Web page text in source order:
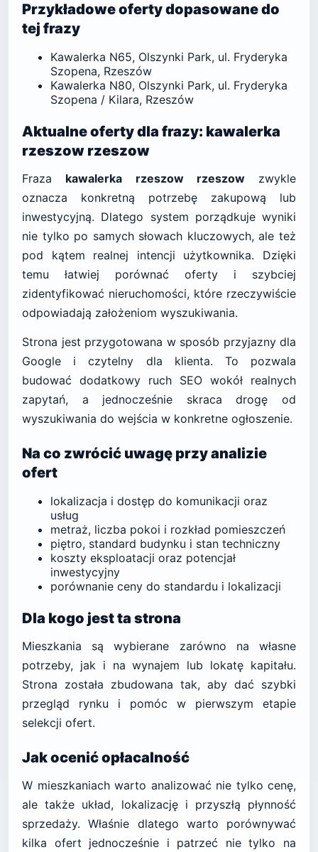
Przykładowe oferty dopasowane do
tej frazy
Kawalerka N65, Olszynki Park, ul. Fryderyka
Szopena, Rzeszów
Kawalerka N80, Olszynki Park, ul. Fryderyka
Szopena / Kilara, Rzeszów
Aktualne oferty dla frazy: kawalerka
rzeszow rzeszow
Fraza kawalerka rzeszow rzeszowzwykle
oznacza konkretną potrzebę zakupową lub
inwestycyjną. Dlatego system porządkuje wyniki
nie tylko po samych słowach kluczowych, ale też
pod kątem realnej intencji użytkownika. Dzięki
temu łatwiej porównać oferty i szybciej
zidentyfikować nieruchomości, które rzeczywiście
odpowiadają założeniom wyszukiwania.
Strona jest przygotowana w sposób przyjazny dla
Google i czytelny dla klienta. To pozwala
budować dodatkowy ruch SEO wokół realnych
zapytań, a jednocześnie skraca drogę od
wyszukiwania do wejścia w konkretne ogłoszenie.
Na co zwrócić uwagę przy analizie
ofert
lokalizacja i dostęp do komunikacji oraz
usług
metraż, liczba pokoi i rozkład pomieszczeń
piętro, standard budynku i stan techniczny
koszty eksploatacji oraz potencjał
inwestycyjny
porównanie ceny do standardu i lokalizacji
Dla kogo jest ta strona
Mieszkania są wybierane zarówno na własne
potrzeby, jak i na wynajem lub lokatę kapitału.
Strona została zbudowana tak, aby dać szybki
przegląd rynku i pomóc w pierwszym etapie
selekcji ofert.
Jak ocenić opłacalność
W mieszkaniach warto analizować nie tylko cenę,
ale także układ, lokalizację i przyszłą płynność
sprzedaży. Właśnie dlatego warto porównywać
kilka ofert jednocześnie i patrzeć nie tylko na